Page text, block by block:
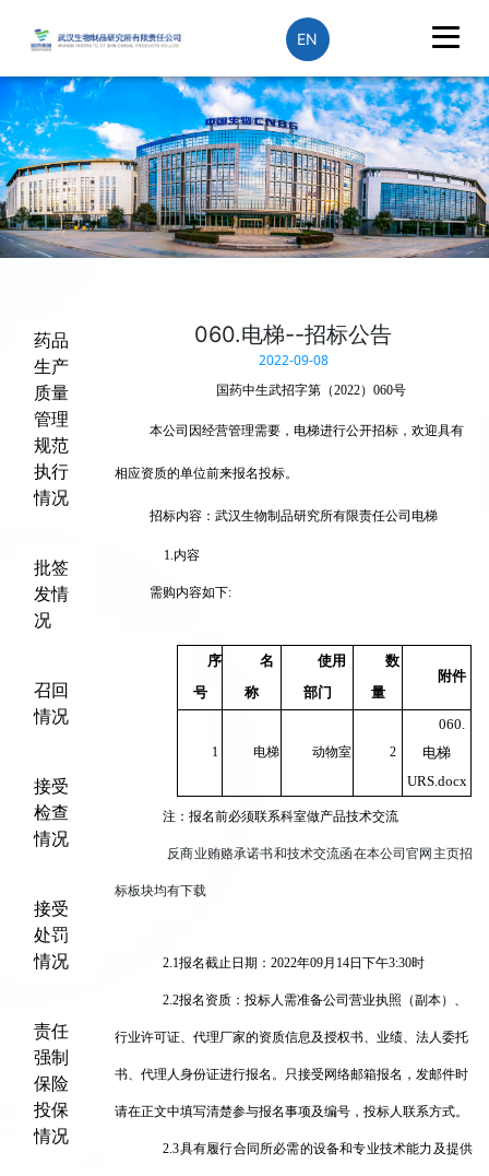
EN
药品
生产
质量
管理
规范
执行
情况
批签
发情
况
召回
情况
接受
检查
情况
接受
处罚
情况
责任
强制
保险
投保
情况
060.电梯--招标公告
2022-09-08
国药中生武招字第（2022） 060号
本公司因经营管理需要， 电梯进行公开招标，欢迎具有
相应资质的单位前来报名投标。
招标内容：武汉生物制品研究所有限责任公司 电梯
1.内容
需购内容如下:
序
号
名
称
使用
部门
数
量
附件
1 电梯 动物室 2
060.
电梯
URS.docx
注：报名前必须联系科室做产品技术交流
反商业贿赂承诺书和技术交流函在本公司官网主页招
标板块均有下载
2.1报名截止日期：2022年09月14日下午3:30时
2.2报名资质：投标人 需准备公司营业执照（副本）、
行业许可证、 代理厂家的资质信息及授权书、 业绩、 法人委托
书、代理人身份证进行报名。 只接受网络邮箱报名，发邮件时
请在正文中填写清楚参与报名事项及编号，投标人联系方式。
2.3具有履行合同所必需的设备和专业技术能力及提供